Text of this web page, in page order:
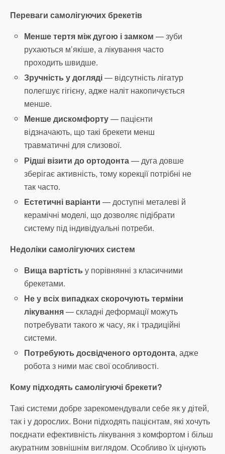
Переваги самолігуючих брекетів
Менше тертя між дугою і замком — зуби
рухаються м’якіше, а лікування часто
проходить швидше.
Зручність у догляді— відсутність лігатур
полегшує гігієну, адже наліт накопичується
менше.
Менше дискомфорту— пацієнти
відзначають, що такі брекети менш
травматичні для слизової.
Рідші візити до ортодонта— дуга довше
зберігає активність, тому корекції потрібні не
так часто.
Естетичні варіанти — доступні металеві й
керамічні моделі, що дозволяє підібрати
систему під індивідуальні потреби.
Недоліки самолігуючих систем
Вища вартість у порівнянні з класичними
брекетами.
Не у всіх випадках скорочують терміни
лікування— складні деформації можуть
потребувати такого ж часу, як і традиційні
системи.
Потребують досвідченого ортодонта, адже
робота з ними має свої особливості.
Кому підходять самолігуючі брекети?
Такі системи добре зарекомендували себе як у дітей,
так і у дорослих. Вони підходять пацієнтам, які хочуть
поєднати ефективність лікування з комфортом і більш
акуратним зовнішнім виглядом. Особливо їх цінують